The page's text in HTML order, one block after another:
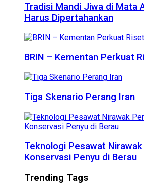
Tradisi Mandi Jiwa di Mata
Harus Dipertahankan
BRIN – Kementan Perkuat
Tiga Skenario Perang Iran
Teknologi Pesawat
Konservasi Penyu di Berau
Trending Tags